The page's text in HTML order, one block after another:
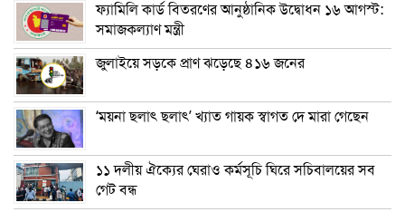
ফ্যামিলি কার্ড বিতরণের আনুষ্ঠানিক উদ্বোধন ১৬ আগস্ট:
সমাজকল্যাণ মন্ত্রী
জুলাইয়ে সড়কে প্রাণ ঝড়েছে ৪১৬ জনের
‘ময়না ছলাৎ ছলাৎ’ খ্যাত গায়ক স্বাগত দে মারা গেছেন
১১ দলীয় ঐক্যের ঘেরাও কর্মসূচি ঘিরে সচিবালয়ের সব
গেট বন্ধ